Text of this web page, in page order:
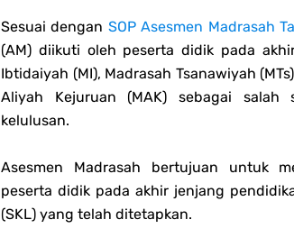
Sesuai dengan SOP Asesmen Madrasah
(AM) diikuti oleh peserta didik pada
Ibtidaiyah (MI), Madrasah Tsanawiyah
Aliyah Kejuruan (MAK) sebagai
kelulusan.
Asesmen Madrasah bertujuan untuk
peserta didik pada akhir jenjang
(SKL) yang telah ditetapkan.